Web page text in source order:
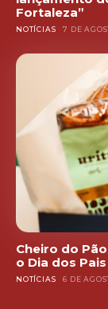
Fortaleza”
NOTÍCIAS 7 DE
Cheiro do
o Dia dos Pais
NOTÍCIAS 6 DE